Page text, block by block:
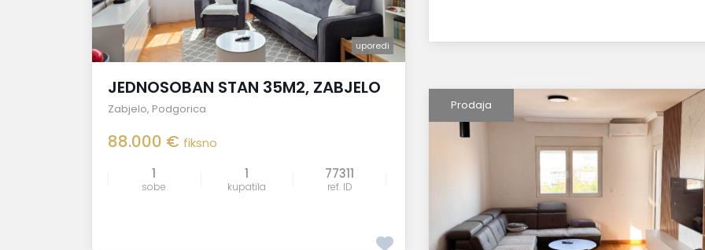
uporedi
JEDNOSOBAN STAN 35M2, ZABJELO
Zabjelo, Podgorica
88.000 € fiksno
1
sobe
1
kupatila
77311
ref. ID
Prodaja